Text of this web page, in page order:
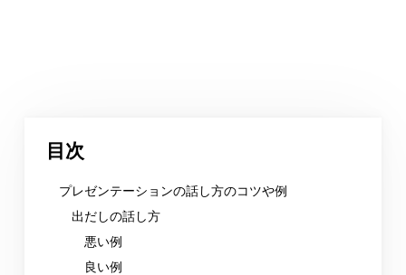
目次
プレゼンテーションの話し方のコツや例
出だしの話し方
悪い例
良い例